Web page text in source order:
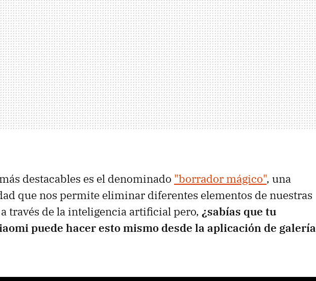
destacables es el denominado "borrador mágico", una
que nos permite eliminar diferentes elementos de nuestras
través de la inteligencia artificial pero, ¿sabías que tu
puede hacer esto mismo desde la aplicación de galería